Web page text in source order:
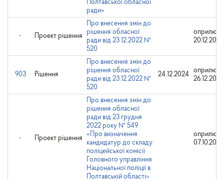
Полтавської обласної
ради»
- Проект рішення
Про внесення змін до
рішення обласної
ради від 23.12.2022 №
520
20.12.2024
903 Рішення
Про внесення змін до
рішення обласної
ради від 23.12.2022 №
520
24.12.2024
26.12.2024
- Проект рішення
Про внесення змін до
рішення обласної
ради від 23 грудня
2022 року № 549
«Про визначення
кандидатур до складу
поліцейської комісії
Головного управління
Національної поліції в
Полтавській області»
07.10.2024